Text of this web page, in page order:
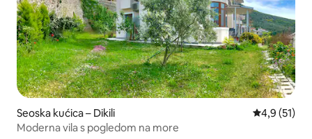
Seoska kućica – Dikili Prosječna
4,9 (51)
Moderna vila s pogledom na more